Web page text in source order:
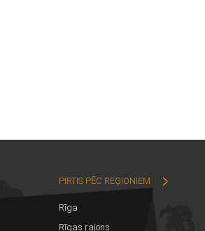
PIRTIS PĒC REĢIONIEM
Rīga
Rīgas rajons